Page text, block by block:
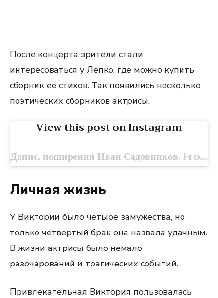
После концерта зрители стали
интересоваться у Лепко, где можно купить
сборник ее стихов. Так появились несколько
поэтических сборников актрисы.
View this post on Instagram
Допис, поширений Иван Садовников. From Russia. (@ivan.sadovnikov)
Личная жизнь
У Виктории было четыре замужества, но
только четвертый брак она назвала удачным.
В жизни актрисы было немало
разочарований и трагических событий.
Привлекательная Виктория пользовалась